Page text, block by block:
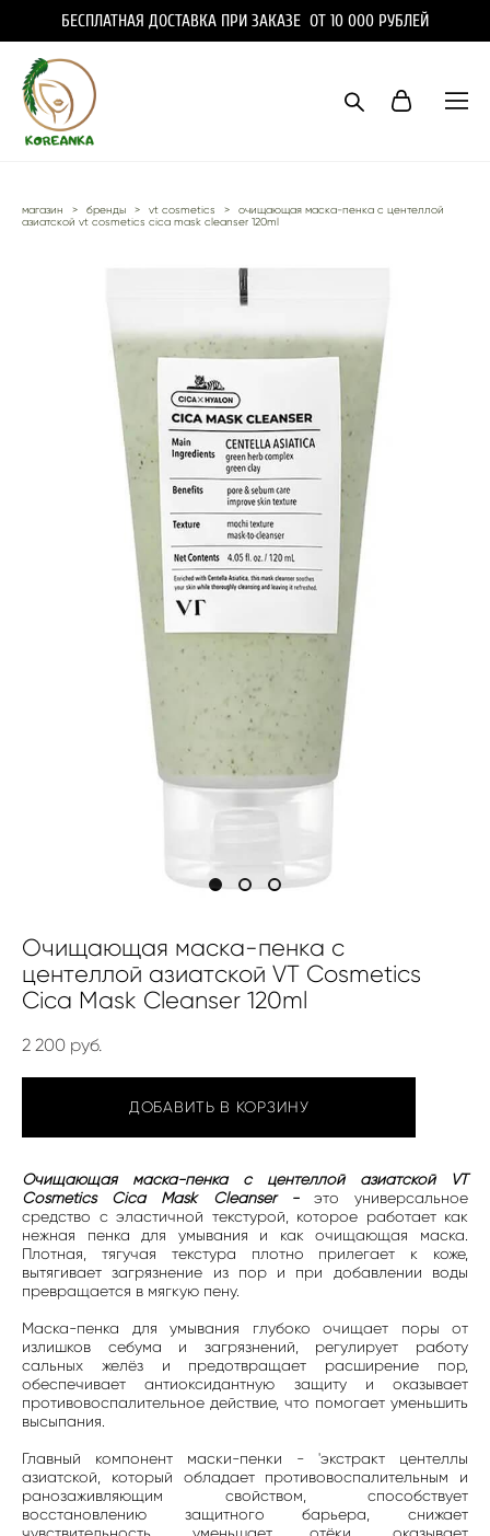
БЕСПЛАТНАЯ ДОСТАВКА ПРИ ЗАКАЗЕ ОТ 10 000 РУБЛЕЙ
магазин > бренды > vt cosmetics >
очищающая маска-пенка с центеллой
азиатской vt cosmetics cica mask cleanser 120ml
Очищающая маска-пенка с
центеллой азиатской VT Cosmetics
Cica Mask Cleanser 120ml
2 200 pуб.
ДОБАВИТЬ В КОРЗИНУ
Очищающая маска-пенка с центеллой азиатской VT
Cosmetics Cica Mask Cleanser - это универсальное
средство с эластичной текстурой, которое работает как
нежная пенка для умывания и как очищающая маска.
Плотная, тягучая текстура плотно прилегает к коже,
вытягивает загрязнение из пор и при добавлении воды
превращается в мягкую пену.
Маска-пенка для умывания глубоко очищает поры от
излишков себума и загрязнений, регулирует работу
сальных желёз и предотвращает расширение пор,
обеспечивает антиоксидантную защиту и оказывает
противовоспалительное действие, что помогает уменьшить
высыпания.
Главный компонент маски-пенки - 'экстракт центеллы
азиатской, который обладает противовоспалительным и
ранозаживляющим свойством, способствует
восстановлению защитного барьера, снижает